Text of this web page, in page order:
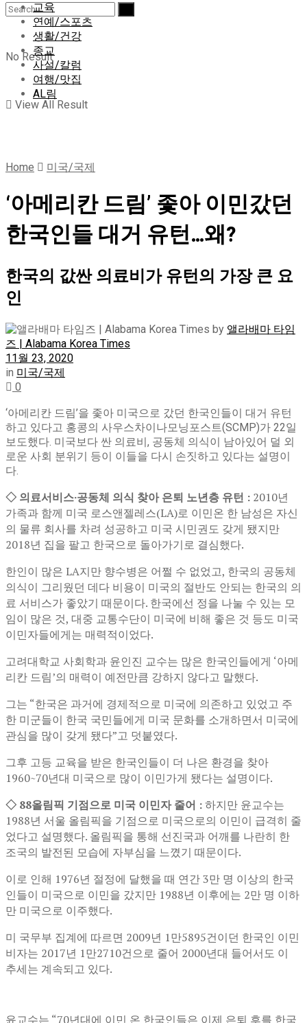
No Result
View All Result
교육
연예/스포츠
생활/건강
종교
사설/칼럼
여행/맛집
AL림
Home 미국/국제
‘아메리칸 드림’ 좇아 이민갔던
한국인들 대거 유턴…왜?
한국의 값싼 의료비가 유턴의 가장 큰 요
인
by 앨라배마 타임
즈 | Alabama Korea Times
11월 23, 2020
in 미국/국제
0
‘아메리칸 드림’을 좇아 미국으로 갔던 한국인들이 대거 유턴
하고 있다고 홍콩의 사우스차이나모닝포스트(SCMP)가 22일
보도했다. 미국보다 싼 의료비, 공동체 의식이 남아있어 덜 외
로운 사회 분위기 등이 이들을 다시 손짓하고 있다는 설명이
다.
◇ 의료서비스·공동체 의식 찾아 은퇴 노년층 유턴 : 2010년
가족과 함께 미국 로스앤젤레스(LA)로 이민온 한 남성은 자신
의 물류 회사를 차려 성공하고 미국 시민권도 갖게 됐지만
2018년 집을 팔고 한국으로 돌아가기로 결심했다.
한인이 많은 LA지만 향수병은 어쩔 수 없었고, 한국의 공동체
의식이 그리웠던 데다 비용이 미국의 절반도 안되는 한국의 의
료 서비스가 좋았기 때문이다. 한국에선 정을 나눌 수 있는 모
임이 많은 것, 대중 교통수단이 미국에 비해 좋은 것 등도 미국
이민자들에게는 매력적이었다.
고려대학교 사회학과 윤인진 교수는 많은 한국인들에게 ‘아메
리칸 드림’의 매력이 예전만큼 강하지 않다고 말했다.
그는 “한국은 과거에 경제적으로 미국에 의존하고 있었고 주
한 미군들이 한국 국민들에게 미국 문화를 소개하면서 미국에
관심을 많이 갖게 됐다”고 덧붙였다.
그후 고등 교육을 받은 한국인들이 더 나은 환경을 찾아
1960~70년대 미국으로 많이 이민가게 됐다는 설명이다.
◇ 88올림픽 기점으로 미국 이민자 줄어 :하지만 윤교수는
1988년 서울 올림픽을 기점으로 미국으로의 이민이 급격히 줄
었다고 설명했다. 올림픽을 통해 선진국과 어깨를 나란히 한
조국의 발전된 모습에 자부심을 느꼈기 때문이다.
이로 인해 1976년 절정에 달했을 때 연간 3만 명 이상의 한국
인들이 미국으로 이민을 갔지만 1988년 이후에는 2만 명 이하
만 미국으로 이주했다.
미 국무부 집계에 따르면 2009년 1만5895건이던 한국인 이민
비자는 2017년 1만2710건으로 줄어 2000년대 들어서도 이
추세는 계속되고 있다.
윤교수는 “70년대에 이민 온 한국인들은 이제 은퇴 후를 한국